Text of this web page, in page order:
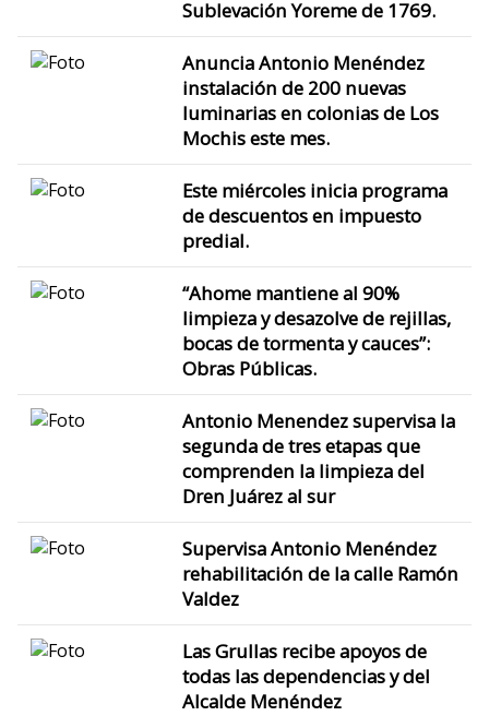
Sublevación Yoreme de 1769.
Anuncia Antonio Menéndez
instalación de 200 nuevas
luminarias en colonias de Los
Mochis este mes.
Este miércoles inicia programa
de descuentos en impuesto
predial.
“Ahome mantiene al 90%
limpieza y desazolve de rejillas,
bocas de tormenta y cauces”:
Obras Públicas.
Antonio Menendez supervisa la
segunda de tres etapas que
comprenden la limpieza del
Dren Juárez al sur
Supervisa Antonio Menéndez
rehabilitación de la calle Ramón
Valdez
Las Grullas recibe apoyos de
todas las dependencias y del
Alcalde Menéndez